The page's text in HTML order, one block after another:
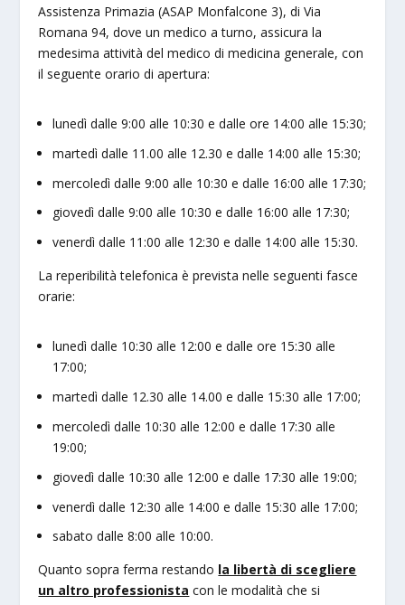
Assistenza Primazia (ASAP Monfalcone 3), di Via
Romana 94, dove un medico a turno, assicura la
medesima attività del medico di medicina generale, con
il seguente orario di apertura:
lunedì dalle 9:00 alle 10:30 e dalle ore 14:00 alle 15:30;
martedì dalle 11.00 alle 12.30 e dalle 14:00 alle 15:30;
mercoledì dalle 9:00 alle 10:30 e dalle 16:00 alle 17:30;
giovedì dalle 9:00 alle 10:30 e dalle 16:00 alle 17:30;
venerdì dalle 11:00 alle 12:30 e dalle 14:00 alle 15:30.
La reperibilità telefonica è prevista nelle seguenti fasce
orarie:
lunedì dalle 10:30 alle 12:00 e dalle ore 15:30 alle
17:00;
martedì dalle 12.30 alle 14.00 e dalle 15:30 alle 17:00;
mercoledì dalle 10:30 alle 12:00 e dalle 17:30 alle
19:00;
giovedì dalle 10:30 alle 12:00 e dalle 17:30 alle 19:00;
venerdì dalle 12:30 alle 14:00 e dalle 15:30 alle 17:00;
sabato dalle 8:00 alle 10:00.
Quanto sopra ferma restando la libertà di scegliere
un altro professionista con le modalità che si